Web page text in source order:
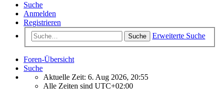
Suche
Anmelden
Registrieren
Suche Erweiterte Suche
Foren-Übersicht
Suche
Aktuelle Zeit: 6. Aug 2026, 20:55
Alle Zeiten sind UTC+02:00